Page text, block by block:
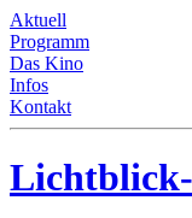
Aktuell
Programm
Das Kino
Infos
Kontakt